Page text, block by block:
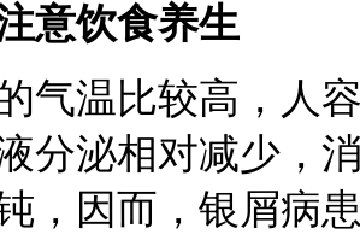
意饮食养生
温比较高，人容
分泌相对减少，
，因而，银屑病